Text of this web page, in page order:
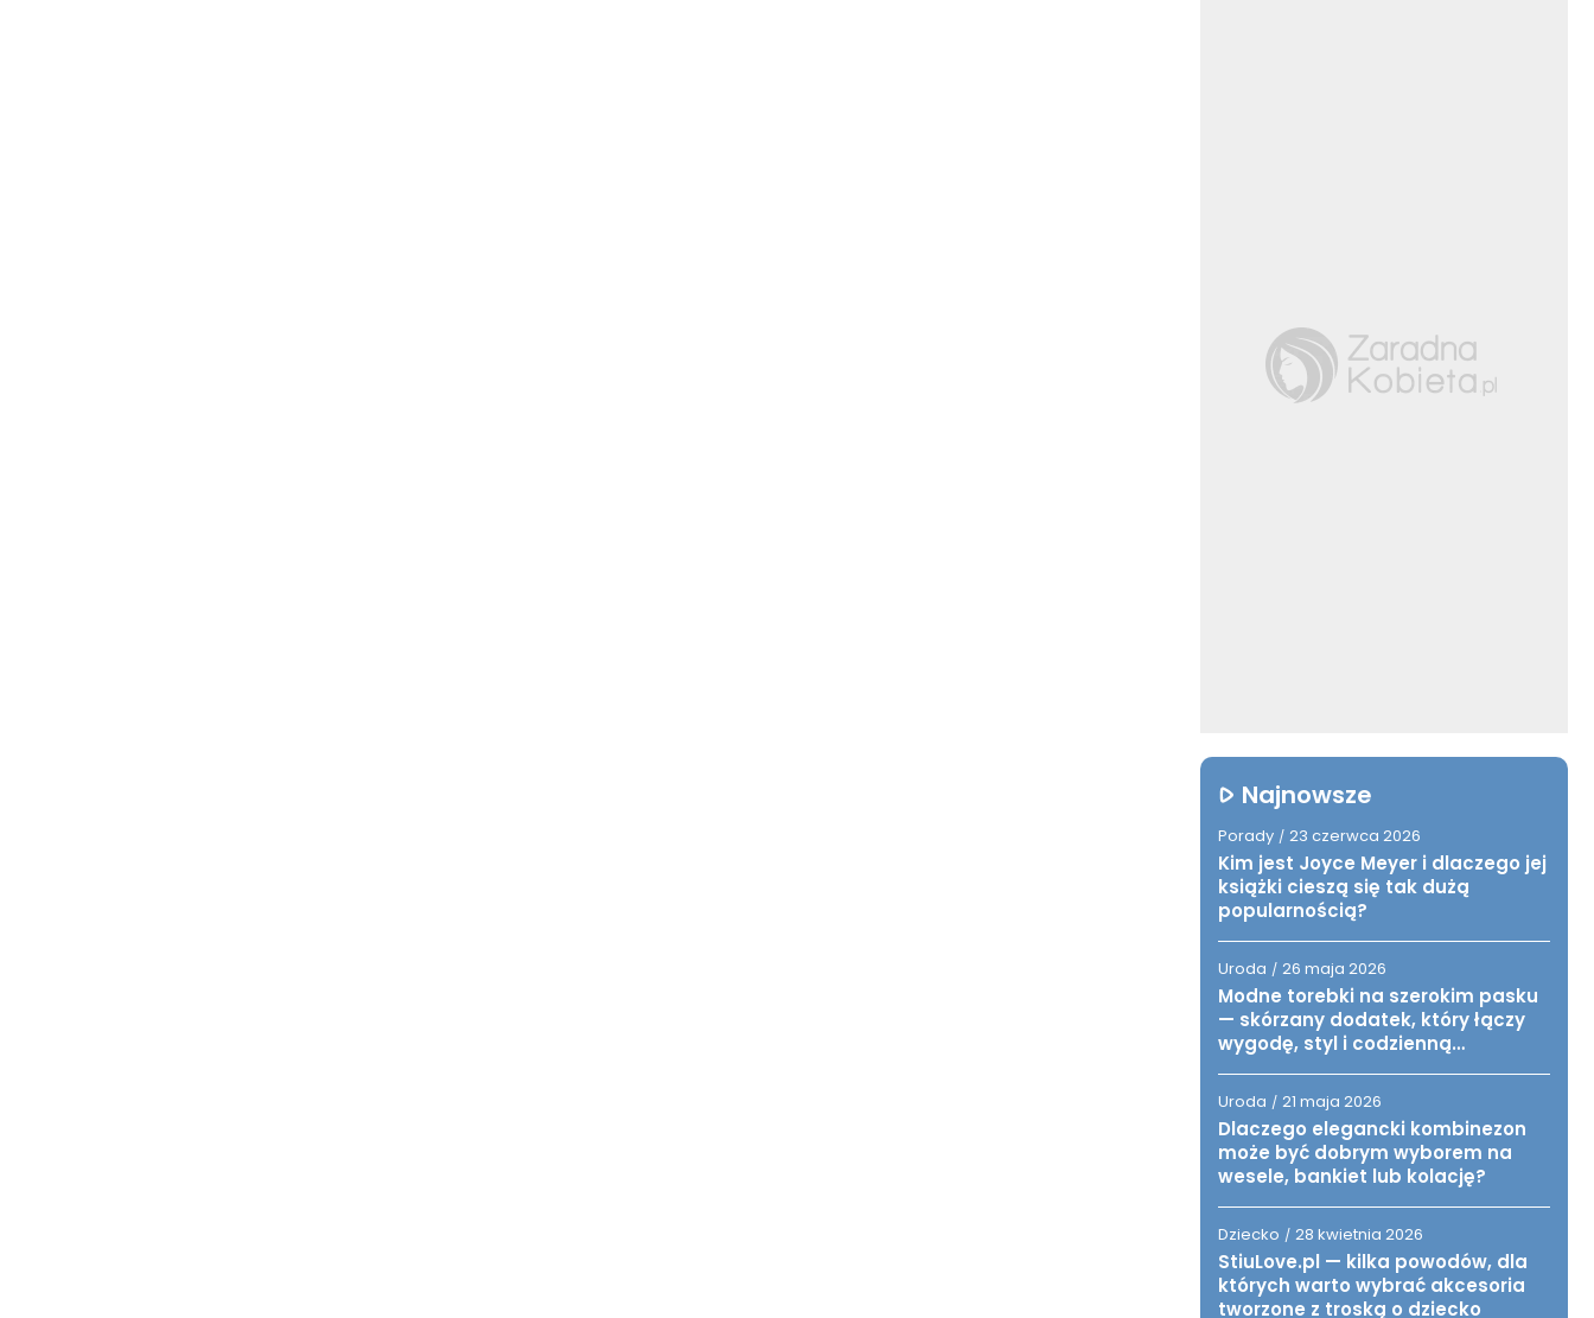
Najnowsze
Porady / 23 czerwca 2026
Kim jest Joyce Meyer i dlaczego jej
książki cieszą się tak dużą
popularnością?
Uroda / 26 maja 2026
Modne torebki na szerokim pasku
— skórzany dodatek, który łączy
wygodę, styl i codzienną
Uroda / 21 maja 2026
Dlaczego elegancki kombinezon
może być dobrym wyborem na
wesele, bankiet lub kolację?
Dziecko / 28 kwietnia 2026
StiuLove.pl — kilka powodów, dla
których warto wybrać akcesoria
tworzone z troską o dziecko